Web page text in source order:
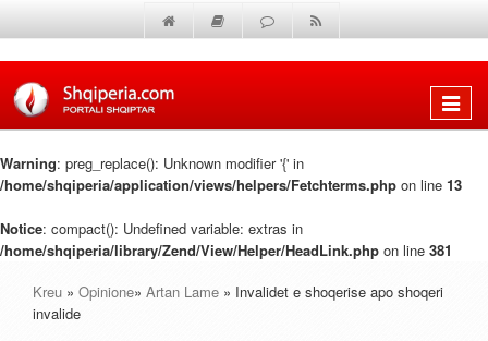
Shfaq
Warning: preg_replace(): Unknown modifier '{' in
/home/shqiperia/application/views/helpers/Fetchterms.php on line 13
Notice: compact(): Undefined variable: extras in
/home/shqiperia/library/Zend/View/Helper/HeadLink.php on line 381
Kreu » Opinione» Artan Lame » Invalidet e shoqerise apo shoqeri
invalide